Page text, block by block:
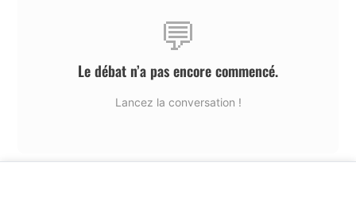
💬
Le débat n’a pas encore commencé.
Lancez la conversation !